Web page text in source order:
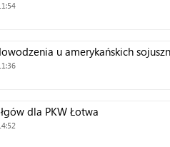
u amerykańskich
dla PKW Łotwa